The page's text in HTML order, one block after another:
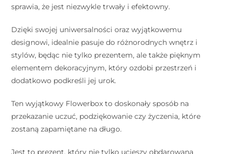
sprawia, że jest niezwykle trwały i efektowny.
Dzięki swojej uniwersalności oraz wyjątkowemu
designowi, idealnie pasuje do różnorodnych wnętrz i
stylów, będąc nie tylko prezentem, ale także pięknym
elementem dekoracyjnym, który ozdobi przestrzeń i
dodatkowo podkreśli jej urok.
Ten wyjątkowy Flowerbox to doskonały sposób na
przekazanie uczuć, podziękowanie czy życzenia, które
zostaną zapamiętane na długo.
Jest to prezent, który nie tylko ucieszy obdarowaną